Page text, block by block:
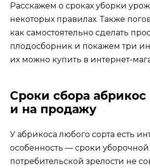
Расскажем о сроках уборки
некоторых правилах. Также
как самостоятельно сделать
плодосборник и покажем три
их можно купить в интернет-
Сроки сбора абрикос
и на продажу
У абрикоса любого сорта есть
особенность — сроки уборочной
потребительской зрелости не